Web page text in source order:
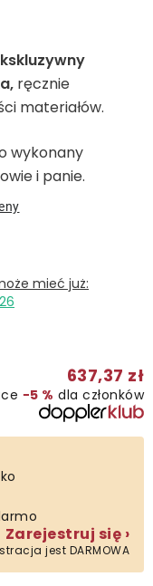
ręcznie
materiałów.
wykonany
i panie.
637,37 zł
−5 % dla członków
Zarejestruj się ›
jest DARMOWA